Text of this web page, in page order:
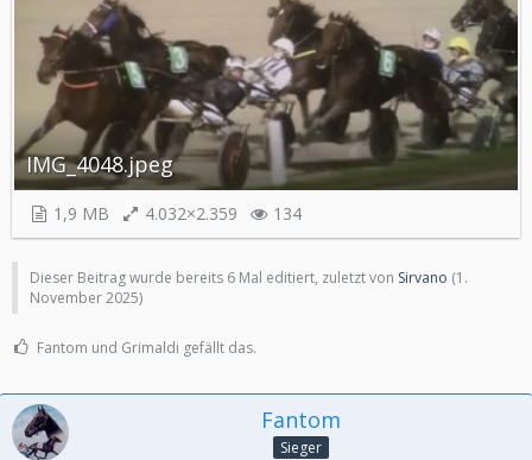
IMG_4048.jpeg
1,9 MB 4.032×2.359 134
Dieser Beitrag wurde bereits 6 Mal editiert, zuletzt von Sirvano (1.
November 2025)
Fantom und Grimaldi gefällt das.
Fantom
Sieger